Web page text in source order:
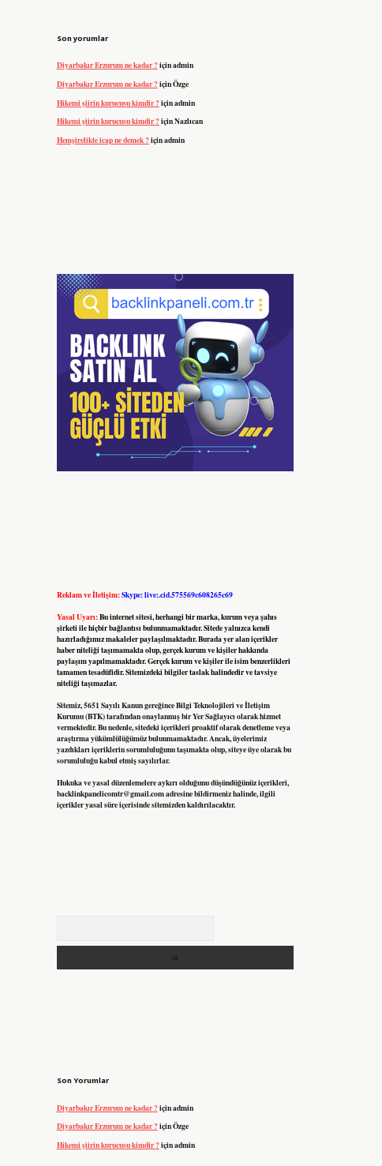
Son yorumlar
Diyarbakır Erzurum ne kadar ?içinadmin
Diyarbakır Erzurum ne kadar ?içinÖzge
Hikemi şiirin kurucusu kimdir ?içinadmin
Hikemi şiirin kurucusu kimdir ?içinNazlıcan
Hemşirelikte icap ne demek ?içinadmin
Reklam ve İletişim:Skype: live:.cid.575569c608265c69
Yasal Uyarı:Bu internet sitesi, herhangi bir marka, kurum veya şahıs
şirketi ile hiçbir bağlantısı bulunmamaktadır. Sitede yalnızca kendi
hazırladığımız makaleler paylaşılmaktadır. Burada yer alan içerikler
haber niteliği taşımamakta olup, gerçek kurum ve kişiler hakkında
paylaşım yapılmamaktadır. Gerçek kurum ve kişiler ile isim benzerlikleri
tamamen tesadüfidir. Sitemizdeki bilgiler taslak halindedir ve tavsiye
niteliği taşımazlar.
Sitemiz, 5651 Sayılı Kanun gereğince Bilgi Teknolojileri ve İletişim
Kurumu (BTK) tarafından onaylanmış bir Yer Sağlayıcı olarak hizmet
vermektedir. Bu nedenle, sitedeki içerikleri proaktif olarak denetleme veya
araştırma yükümlülüğümüz bulunmamaktadır. Ancak, üyelerimiz
yazdıkları içeriklerin sorumluluğunu taşımakta olup, siteye üye olarak bu
sorumluluğu kabul etmiş sayılırlar.
Hukuka ve yasal düzenlemelere aykırı olduğunu düşündüğünüz içerikleri,
backlinkpanelicomtr@gmail.comadresine bildirmeniz halinde, ilgili
içerikler yasal süre içerisinde sitemizden kaldırılacaktır.
Son Yorumlar
Diyarbakır Erzurum ne kadar ?içinadmin
Diyarbakır Erzurum ne kadar ?içinÖzge
Hikemi şiirin kurucusu kimdir ?içinadmin